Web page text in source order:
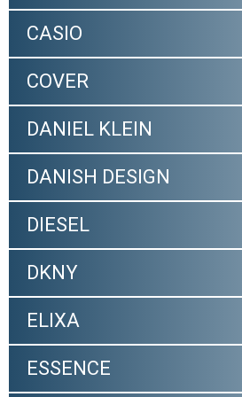
CASIO
COVER
DANIEL KLEIN
DANISH DESIGN
DIESEL
DKNY
ELIXA
ESSENCE